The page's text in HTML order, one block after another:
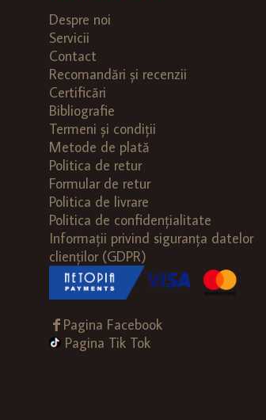
Despre noi
Servicii
Contact
Recomandări și recenzii
Certificări
Bibliografie
Termeni și condiții
Metode de plată
Politica de retur
Formular de retur
Politica de livrare
Politica de confidențialitate
Informații privind siguranța datelor
clienților (GDPR)
Pagina Facebook
Pagina Tik Tok